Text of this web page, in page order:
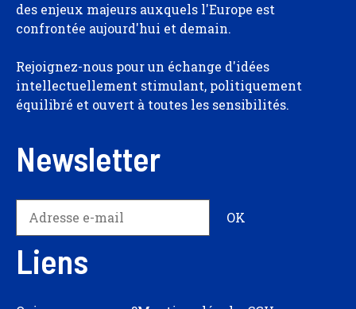
des enjeux majeurs auxquels l'Europe est
confrontée aujourd'hui et demain.
Rejoignez-nous pour un échange d'idées
intellectuellement stimulant, politiquement
équilibré et ouvert à toutes les sensibilités.
Newsletter
Liens